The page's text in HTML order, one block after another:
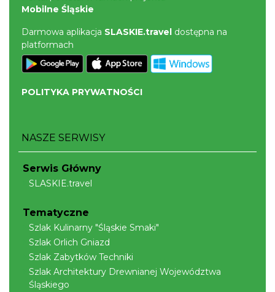
Mobilne Śląskie
Darmowa aplikacja SLASKIE.travel dostępna na
platformach
POLITYKA PRYWATNOŚCI
NASZE SERWISY
Serwis Główny
SLASKIE.travel
Tematyczne
Szlak Kulinarny "Śląskie Smaki"
Szlak Orlich Gniazd
Szlak Zabytków Techniki
Szlak Architektury Drewnianej Województwa
Śląskiego